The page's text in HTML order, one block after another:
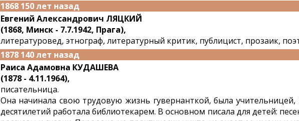
1868 150 лет назад
Евгений Александрович ЛЯЦКИЙ
(1868, Минск - 7.7.1942, Прага),
литературовед, этнограф, литературный критик, публицист, прозаик,
1878 140 лет назад
Раиса Адамовна КУДАШЕВА
(1878 - 4.11.1964),
писательница.
Она начинала свою трудовую жизнь гувернанткой, была учительницей,
десятилетий работала библиотекарем. В основном писала для детей: